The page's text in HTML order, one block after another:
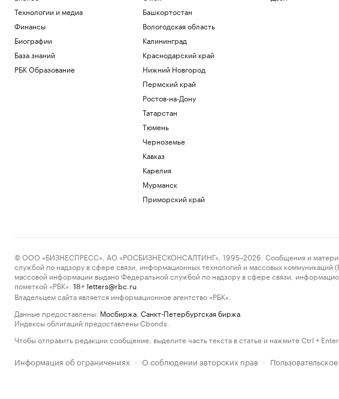
Технологии и медиа
Финансы
Биографии
База знаний
РБК Образование
Башкортостан
Вологодская область
Калининград
Краснодарский край
Нижний Новгород
Пермский край
Ростов-на-Дону
Татарстан
Тюмень
Черноземье
Кавказ
Карелия
Мурманск
Приморский край
© ООО «БИЗНЕСПРЕСС», АО «РОСБИЗНЕСКОНСАЛТИНГ», 1995–2026. Сообщения и
службой по надзору в сфере связи, информационных технологий и массовых
массовой информации выдано Федеральной службой по надзору в сфере связи,
пометкой «РБК».
18+ letters@rbc.ru
Владельцем сайта является информационное агентство «РБК».
Данные предоставлены: Мосбиржа Санкт-Петербургская биржа
Индексы облигаций предоставлены Cbonds.
Чтобы отправить редакции сообщение, выделите часть текста в статье и нажмите Ctrl + Enter
Информация об ограничениях · О соблюдении авторских прав ·